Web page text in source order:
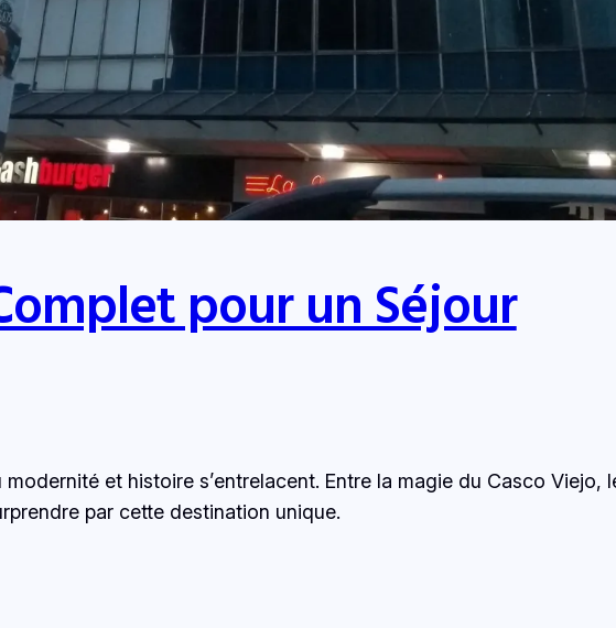
pour un Séjour
et histoire s’entrelacent. Entre la magie du Casco Viejo,
par cette destination unique.